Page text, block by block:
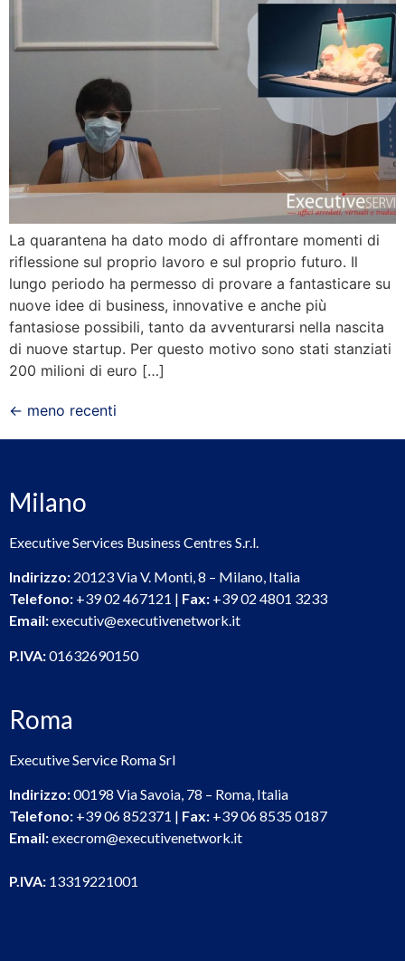
La quarantena ha dato modo di affrontare momenti di
riflessione sul proprio lavoro e sul proprio futuro. Il
lungo periodo ha permesso di provare a fantasticare su
nuove idee di business, innovative e anche più
fantasiose possibili, tanto da avventurarsi nella nascita
di nuove startup. Per questo motivo sono stati stanziati
200 milioni di euro […]
← meno recenti
Milano
Executive Services Business Centres S.r.l.
Indirizzo: 20123 Via V. Monti, 8 – Milano, Italia
Telefono: +39 02 467121 | Fax: +39 02 4801 3233
Email:executiv@executivenetwork.it
P.IVA:01632690150
Roma
Executive Service Roma Srl
Indirizzo:00198 Via Savoia, 78 – Roma, Italia
Telefono: +39 06 852371 | Fax: +39 06 8535 0187
Email:execrom@executivenetwork.it
P.IVA: 13319221001